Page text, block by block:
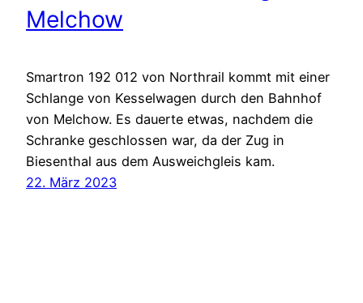
Melchow
Smartron 192 012 von Northrail kommt mit einer
Schlange von Kesselwagen durch den Bahnhof
von Melchow. Es dauerte etwas, nachdem die
Schranke geschlossen war, da der Zug in
Biesenthal aus dem Ausweichgleis kam.
22. März 2023